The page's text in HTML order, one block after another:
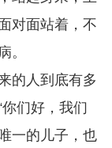
对面站着，不
。
的人到底有多
们好，我们
一的儿子，也